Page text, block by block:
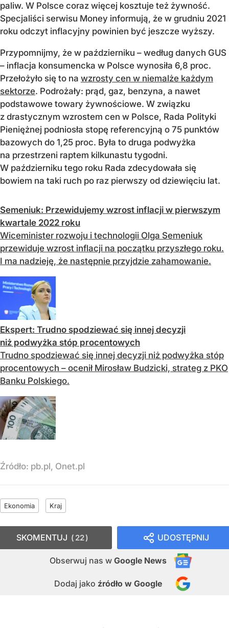
paliw. W Polsce coraz więcej kosztuje też żywność.
Specjaliści serwisu Money informują, że w grudniu 2021
roku odczyt inflacyjny powinien być jeszcze wyższy.
Przypomnijmy, że w październiku – według danych GUS
– inflacja konsumencka w Polsce wynosiła 6,8 proc.
Przełożyło się to na wzrosty cen w niemalże każdym
sektorze. Podrożały: prąd, gaz, benzyna, a nawet
podstawowe towary żywnościowe. W związku
z drastycznym wzrostem cen w Polsce, Rada Polityki
Pieniężnej podniosła stopę referencyjną o 75 punktów
bazowych do 1,25 proc. Była to druga podwyżka
na przestrzeni raptem kilkunastu tygodni.
W październiku tego roku Rada zdecydowała się
bowiem na taki ruch po raz pierwszy od dziewięciu lat.
Semeniuk: Przewidujemy wzrost inflacji w pierwszym
kwartale 2022 roku
Wiceminister rozwoju i technologii Olga Semeniuk
przewiduje wzrost inflacji na początku przyszłego roku.
I ma nadzieję, że następnie przyjdzie zahamowanie.
Ekspert: Trudno spodziewać się innej decyzji
niż podwyżka stóp procentowych
Trudno spodziewać się innej decyzji niż podwyżka stóp
procentowych – ocenił Mirosław Budzicki, strateg z PKO
Banku Polskiego.
Źródło: pb.pl, Onet.pl
Ekonomia Kraj
UDOSTĘPNIJ
Obserwuj nas w Google News
Dodaj jako źródło w Google
SKOMENTUJ 22